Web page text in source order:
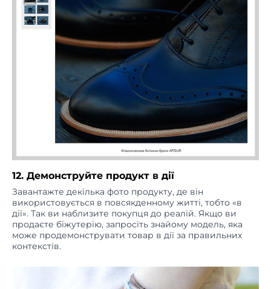
12. Демонструйте продукт в дії
Завантажте декілька фото продукту, де він
використовується в повсякденному житті, тобто «в
дії». Так ви наблизите покупця до реалій. Якщо ви
продаєте біжутерію, запросіть знайому модель, яка
може продемонструвати товар в дії за правильних
контекстів.